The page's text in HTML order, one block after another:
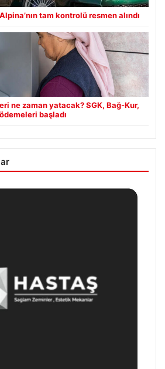
tam kontrolü resmen alındı
ne zaman yatacak? SGK, Bağ-Kur,
başladı